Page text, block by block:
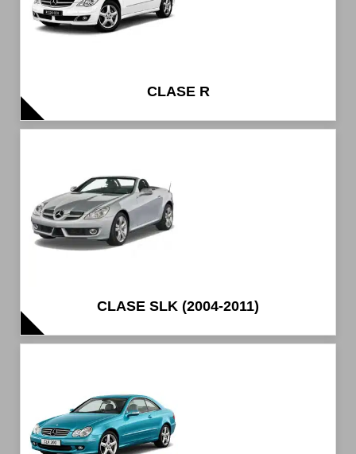
CLASE R
CLASE SLK (2004-2011)